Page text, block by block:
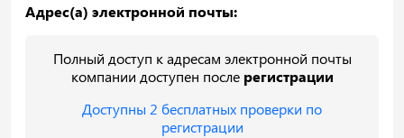
Адрес(а) электронной почты:
Полный доступ к адресам электронной почты
компании доступен после регистрации
Доступны 2 бесплатных проверки по
регистрации